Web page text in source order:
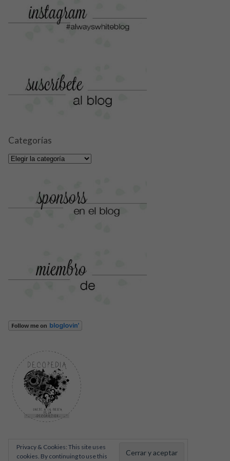
Categorías
Categorías
Privacy & Cookies: This site uses
cookies. By continuing to use this